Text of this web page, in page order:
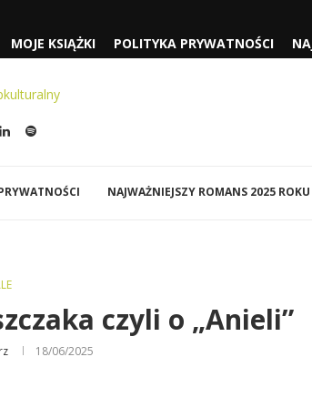
MOJE KSIĄŻKI POLITYKA PRYWATNOŚCI
NAJWAŻNIEJSZY ROMANS 2025 ROKU
czyli o „Anieli”
18/06/2025